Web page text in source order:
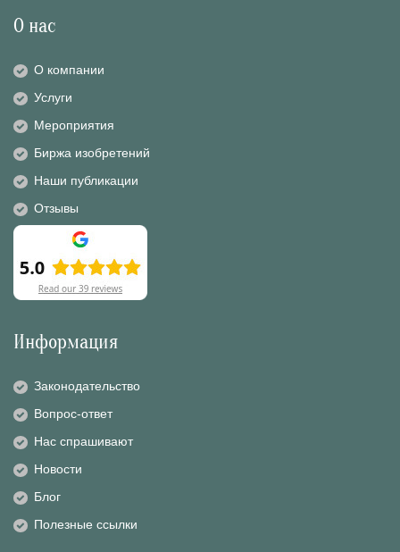
О нас
О компании
Услуги
Мероприятия
Биржа изобретений
Наши публикации
Отзывы
Информация
Законодательство
Вопрос-ответ
Нас спрашивают
Новости
Блог
Полезные ссылки